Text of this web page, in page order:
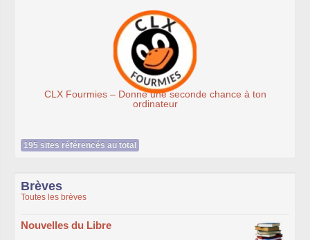
CLX Fourmies – Donne une seconde chance à ton
ordinateur
195 sites référencés au total
Brèves
Toutes les brèves
Nouvelles du Libre